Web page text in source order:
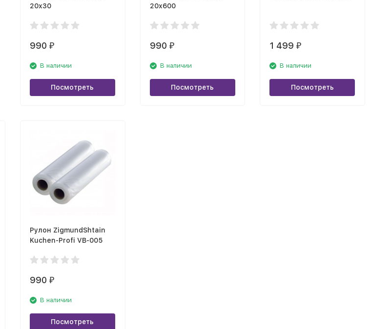
20х30
990 ₽
В наличии
Посмотреть
20х600
990 ₽
В наличии
Посмотреть
1 499₽
В наличии
Посмотреть
Рулон ZigmundShtain
Kuchen-Profi VB-005
990 ₽
В наличии
Посмотреть